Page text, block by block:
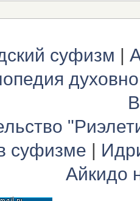
суфизм |
суфизме |
Айкидо